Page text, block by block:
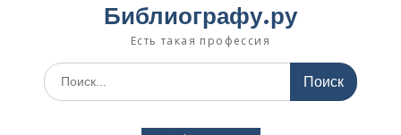
Библиографу.ру
Есть такая профессия
Поиск
по: